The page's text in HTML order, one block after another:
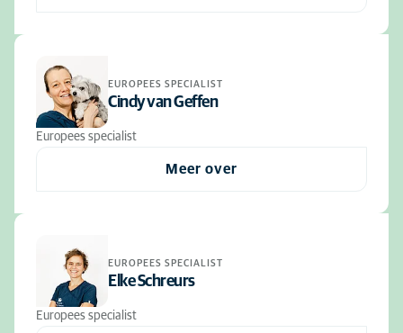
EUROPEES SPECIALIST
Cindy van Geffen
Europees specialist
Meer over
EUROPEES SPECIALIST
Elke Schreurs
Europees specialist